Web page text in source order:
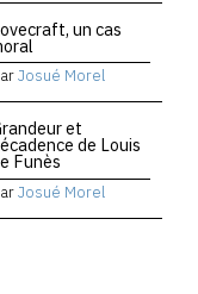
un cas
Josué Morel
et
de Louis
Funès
Josué Morel